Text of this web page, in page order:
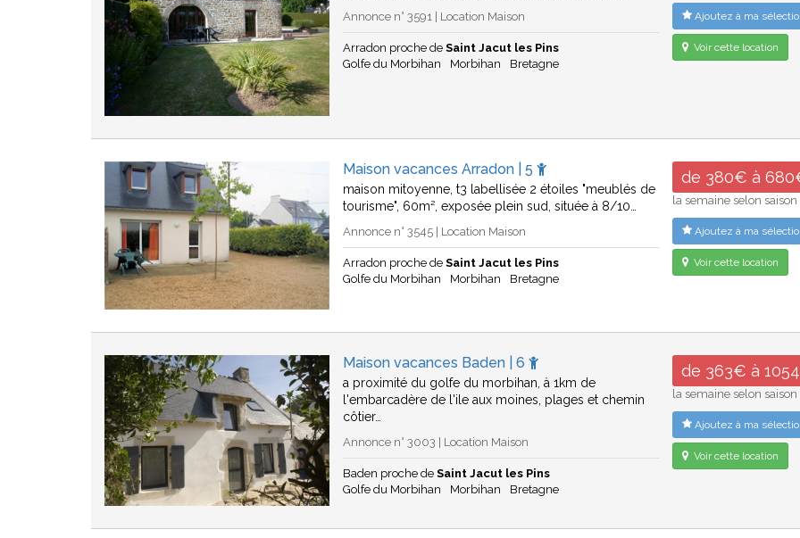
Annonce n° 3591 | Location Maison
Arradon proche deSaint Jacut les Pins
Golfe du Morbihan
Morbihan Bretagne
Ajoutez à ma
Voir cette location
Maison vacances Arradon | 5
maison mitoyenne, t3 labellisée 2 étoiles "meublés de
tourisme", 60m², exposée plein sud, située à 8/10…
Annonce n° 3545 | Location Maison
Arradon proche deSaint Jacut les Pins
Golfe du Morbihan
Morbihan Bretagne
de 380€ à
la semaine selon saison
Ajoutez à ma
Voir cette location
Maison vacances Baden | 6
a proximité du golfe du morbihan, à 1km de
l'embarcadère de l'ile aux moines, plages et chemin
côtier…
Annonce n° 3003 | Location Maison
Baden proche deSaint Jacut les Pins
Golfe du Morbihan
Morbihan Bretagne
de 363€ à
la semaine selon saison
Ajoutez à ma
Voir cette location